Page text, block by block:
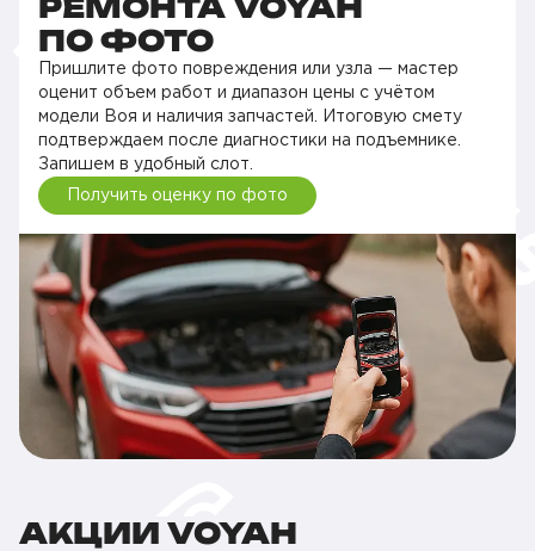
РЕМОНТА VOYAH
ПО ФОТО
Пришлите фото повреждения или узла — мастер
оценит объем работ и диапазон цены с учётом
модели Воя и наличия запчастей. Итоговую смету
подтверждаем после диагностики на подъемнике.
Запишем в удобный слот.
Получить оценку по фото
АКЦИИ VOYAH